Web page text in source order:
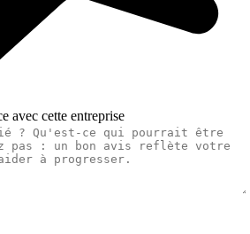
avec cette entreprise